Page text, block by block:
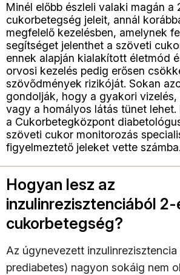
Minél előbb észleli valaki magán a
cukorbetegség jeleit, annál
megfelelő kezelésben, amelynek
segítséget jelenthet a szöveti
ennek alapján kialakított életmód
orvosi kezelés pedig erősen
szövődmények rizikóját. Sokan
gondolják, hogy a gyakori vizelés,
vagy a homályos látás tünet lehet.
a Cukorbetegközpont
szöveti cukor monitorozás
figyelmeztető jeleket vette számba.
Hogyan lesz az
inzulinrezisztenciából
cukorbetegség?
Az úgynevezett inzulinrezisztencia
prediabetes) nagyon sokáig nem